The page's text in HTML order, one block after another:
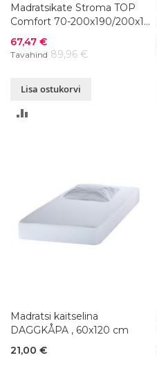
Madratsikate Stroma TOP
Comfort 70-200x190/200x1,5
cm
Soodushind
67,47 €
Tavahind 89,96 €
Lisa ostukorvi
Madratsi kaitselina
DAGGKÅPA , 60x120 cm
21,00 €